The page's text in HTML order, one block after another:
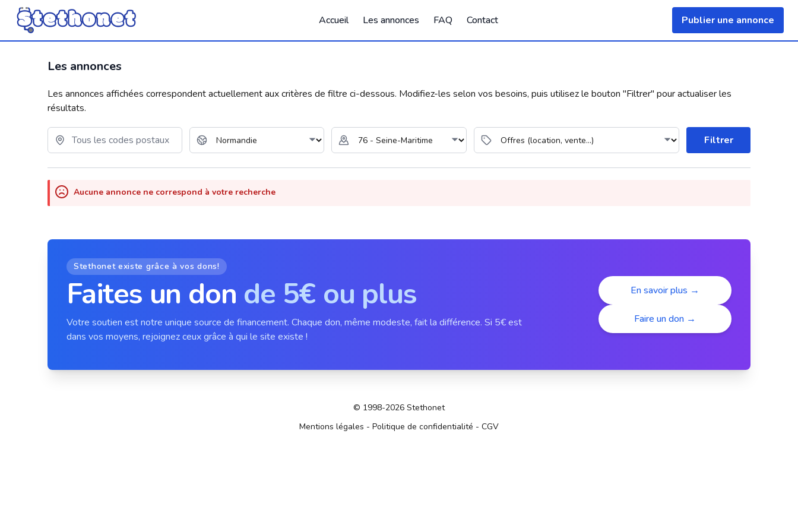
Publier une annonce
Accueil Les annonces FAQ Contact
Les annonces
Les annonces affichées correspondent actuellement aux critères de filtre ci-dessous. Modifiez-les selon vos besoins, puis utilisez le bouton "Filtrer" pour actualiser les
résultats.
Filtrer
Aucune annonce ne correspond à votre recherche
Stethonet existe grâce à vos dons!
Faites un don de 5€ ou plus
Votre soutien est notre unique source de financement. Chaque don, même modeste, fait la différence. Si 5€ est
dans vos moyens, rejoignez ceux grâce à qui le site existe !
En savoir plus →
Faire un don →
© 1998-2026 Stethonet
Mentions légales - Politique de confidentialité - CGV